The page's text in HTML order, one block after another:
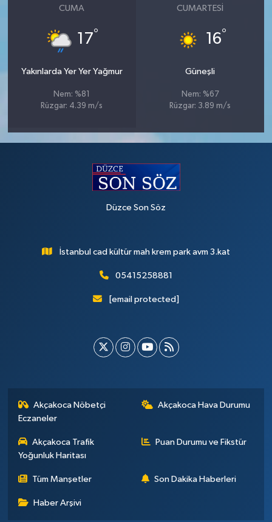
CUMA
17°
Yakınlarda Yer Yer Yağmur
Nem: %81
Rüzgar: 4.39 m/s
CUMARTESI
16°
Güneşli
Nem: %67
Rüzgar: 3.89 m/s
Düzce Son Söz
İstanbul cad kültür mah krem park avm 3.kat
05415258881
[email protected]
Akçakoca Nöbetçi
Eczaneler
Akçakoca Hava Durumu
Akçakoca Trafik
Yoğunluk Haritası
Puan Durumu ve Fikstür
Tüm Manşetler Son Dakika Haberleri
Haber Arşivi